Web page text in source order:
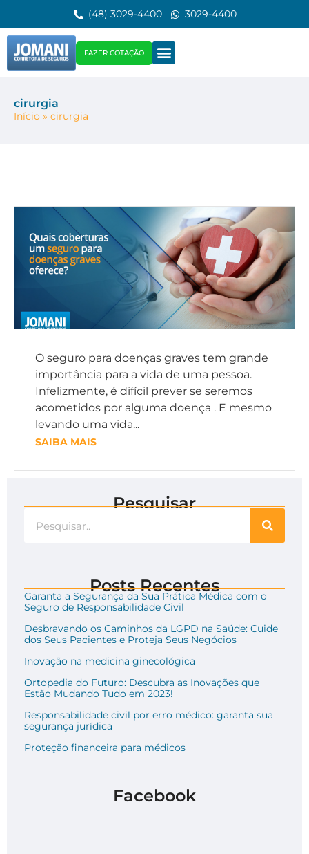
(48) 3029-4400 3029-4400
FAZER COTAÇÃO
cirurgia
Início » cirurgia
O seguro para doenças graves tem grande
importância para a vida de uma pessoa.
Infelizmente, é difícil prever se seremos
acometidos por alguma doença . E mesmo
levando uma vida...
SAIBA MAIS
Pesquisar
Posts Recentes
Garanta a Segurança da Sua Prática Médica com o
Seguro de Responsabilidade Civil
Desbravando os Caminhos da LGPD na Saúde: Cuide
dos Seus Pacientes e Proteja Seus Negócios
Inovação na medicina ginecológica
Ortopedia do Futuro: Descubra as Inovações que
Estão Mudando Tudo em 2023!
Responsabilidade civil por erro médico: garanta sua
segurança jurídica
Proteção financeira para médicos
Facebook